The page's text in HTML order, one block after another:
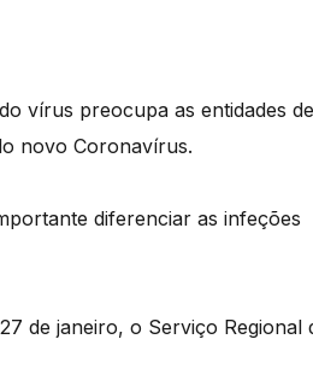
vírus preocupa as entidades de
novo Coronavírus.
diferenciar as infeções
de janeiro, o Serviço Regional